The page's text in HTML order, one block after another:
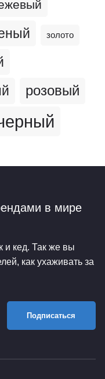
золото
розовый
в мире
и кед. Так же вы
как ухаживать за
Подписаться